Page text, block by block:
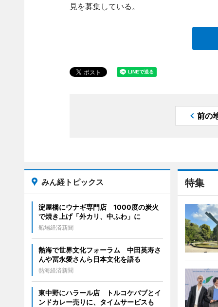
見を募集している。
前の
特集
みん経トピックス
淀屋橋にウナギ専門店 1000度の炭火
で焼き上げ「外カリ、中ふわ」に
船場経済新聞
熱海で世界文化フォーラム 中田英寿さ
んや冨永愛さんら日本文化を語る
熱海経済新聞
東中野にハラール店 トルコケバブとイ
ンドカレー売りに、タイムサービスも